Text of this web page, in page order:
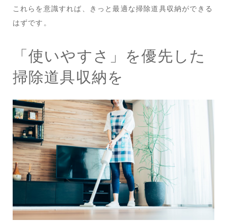
これらを意識すれば、きっと最適な掃除道具収納ができる
はずです。
「使いやすさ」を優先した
掃除道具収納を